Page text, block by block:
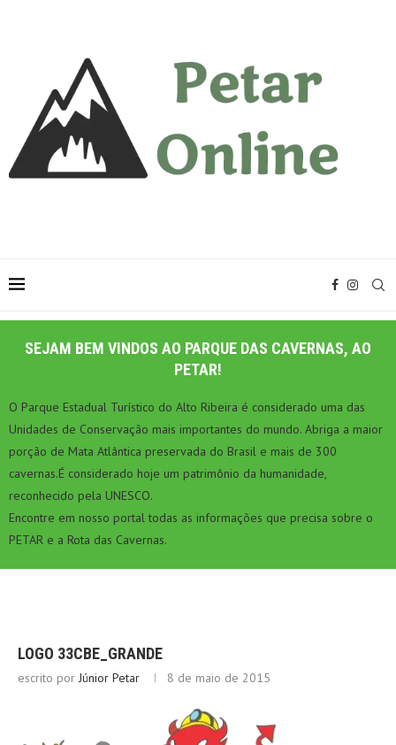
SEJAM BEM VINDOS AO PARQUE DAS CAVERNAS, AO
PETAR!
O Parque Estadual Turístico do Alto Ribeira é considerado uma das
Unidades de Conservação mais importantes do mundo. Abriga a maior
porção de Mata Atlântica preservada do Brasil e mais de 300
cavernas.É considerado hoje um patrimônio da humanidade,
reconhecido pela UNESCO.
Encontre em nosso portal todas as informações que precisa sobre o
PETAR e a Rota das Cavernas.
LOGO 33CBE_GRANDE
escrito por Júnior Petar 8 de maio de 2015